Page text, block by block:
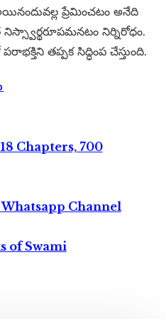
ప్రేమించటం అనేది
నిర్నిరోధం.
తప్పక సిద్ధింప చేస్తుంది.
Chapters, 700
Channel
of Swami